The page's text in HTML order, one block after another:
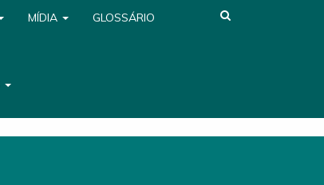
MÍDIA GLOSSÁRIO